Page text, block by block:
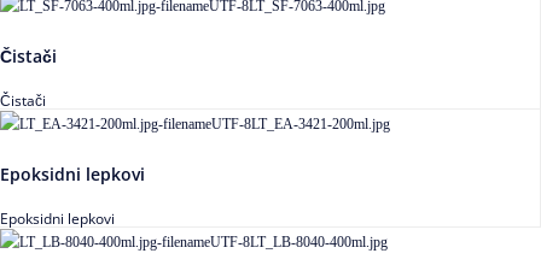
Čistači
Čistači
Epoksidni lepkovi
Epoksidni lepkovi